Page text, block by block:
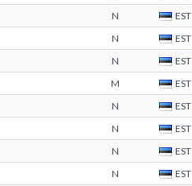
N EST
N EST
N EST
M EST
N EST
N EST
N EST
N EST